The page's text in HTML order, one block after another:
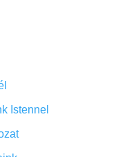
Istennel